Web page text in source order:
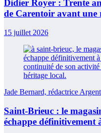
Didier Royer : Trente
de Carentoir avant une
15 juillet 2026
Jade Bernard, rédactrice
Saint-Brieuc : le
échappe définitivement